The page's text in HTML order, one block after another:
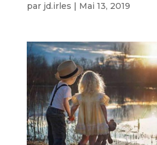
par jd.irles | Mai 13, 2019